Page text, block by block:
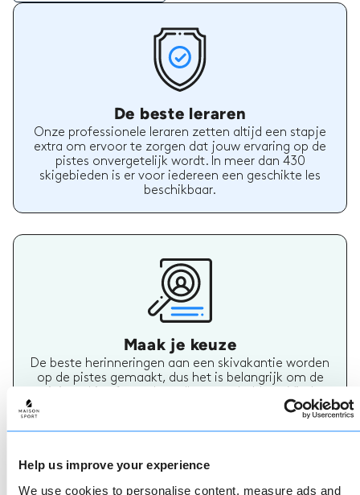
Help us improve your experience
We use cookies to personalise content, measure ads and
De beste leraren
Onze professionele leraren zetten altijd een stapje
extra om ervoor te zorgen dat jouw ervaring op de
pistes onvergetelijk wordt. In meer dan 430
skigebieden is er voor iedereen een geschikte les
beschikbaar.
Maak je keuze
De beste herinneringen aan een skivakantie worden
op de pistes gemaakt, dus het is belangrijk om de